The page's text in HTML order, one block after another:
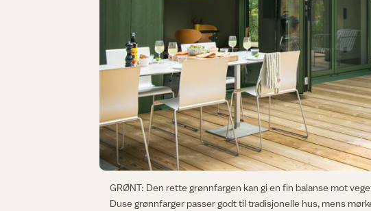
GRØNT: Den rette grønnfargen kan gi en fin balanse mot
Duse grønnfarger passer godt til tradisjonelle hus, mens